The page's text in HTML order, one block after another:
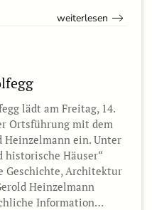
weiterlesen
lädt am Freitag, 14.
Ortsführung mit dem
Heinzelmann ein. Unter
historische Häuser“
Geschichte, Architektur
Heinzelmann
Information…